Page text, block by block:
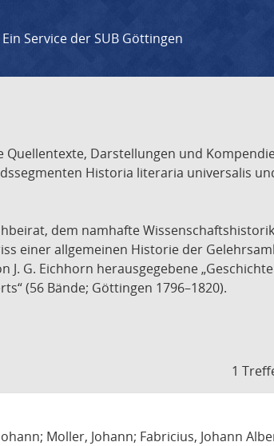
Ein Service der SUB Göttingen
Darstellungen und
Historia literaria universalis
dem namhafte
einer allgemeinen Historie der
J. G. Eichhorn herausgegebene
(56 Bände; Göttingen 1796–1820).
1
Moller, Johann; Fabricius, Johann